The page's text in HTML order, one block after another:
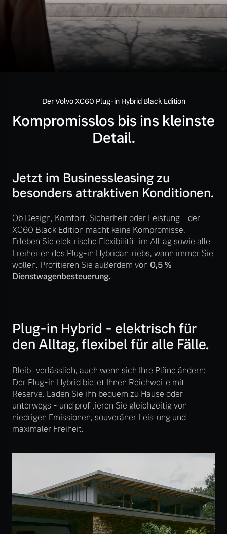
Mild-Hybrid
4 Modelle
Geschäftskunden
Editionsmodelle
Angebot anfragen
Fahrzeug konfigurieren
Sofort verfügbare Fahrzeuge
Volvo Selekt
Gebrauchtwagen
Die Neuwagenalternative
Mehr erfahren
Mehr erfahren
Volvo Gebrauchtwagenbörse
Gebrauchtwagen
Aktuelle Zubehörangebote
Zubehörkatalog
Service by Volvo
Sie erhalten bei uns eine
Vielzahl von Original
Volvo Winter- und
Sommer Kompletträder.
Bitte sprechen Sie uns
direkt an.
Frühjahrscheck
saisonalen Angebote.
Mehr erfahren
Kontakt und Anfahrt
Unsere News & Events
Der Volvo XC60 Plug-in Hybrid Black Edition
Kompromisslos bis ins kleinste
Detail.
Jetzt im Businessleasing zu
besonders attraktiven Konditionen.
Ob Design, Komfort, Sicherheit oder Leistung - der
XC60 Black Edition macht keine Kompromisse.
Erleben Sie elektrische Flexibilität im Alltag sowie alle
Freiheiten des Plug-in Hybridantriebs, wann immer Sie
wollen. Profitieren Sie außerdem von 0,5 %
Dienstwagenbesteuerung.
Plug-in Hybrid - elektrisch für
den Alltag, flexibel für alle Fälle.
Bleibt verlässlich, auch wenn sich Ihre Pläne ändern:
Der Plug-in Hybrid bietet Ihnen Reichweite mit
Reserve. Laden Sie ihn bequem zu Hause oder
unterwegs - und profitieren Sie gleichzeitig von
niedrigen Emissionen, souveräner Leistung und
maximaler Freiheit.